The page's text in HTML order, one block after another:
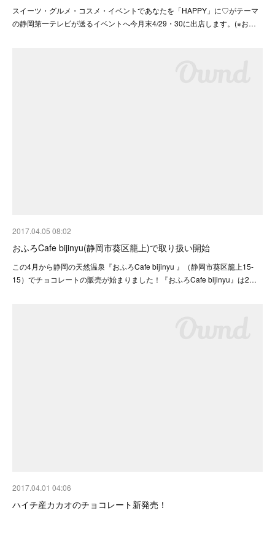
スイーツ・グルメ・コスメ・イベントであなたを「HAPPY」に♡がテーマ
の静岡第一テレビが送るイベントへ今月末4/29・30に出店します。(※お…
2017.04.05 08:02
おふろCafe bijinyu(静岡市葵区籠上)で取り扱い開始
この4月から静岡の天然温泉『おふろCafe bijinyu 』（静岡市葵区籠上15-
15）でチョコレートの販売が始まりました！『おふろCafe bijinyu』は2…
2017.04.01 04:06
ハイチ産カカオのチョコレート新発売！